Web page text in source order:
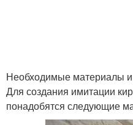
Необходимые материалы
Для создания имитации
понадобятся следующие